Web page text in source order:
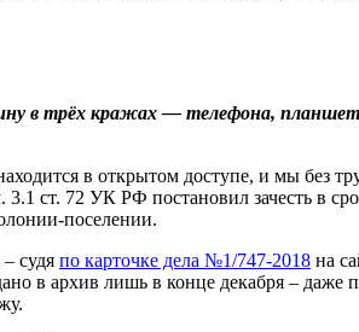
в трёх кражах — телефона,
в открытом доступе, и мы без
ст. 72 УК РФ постановил зачесть в
поселении.
судя по карточке дела №1/747-2018 на
в архив лишь в конце декабря – даже